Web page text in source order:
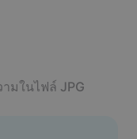
มในไฟล์ JPG